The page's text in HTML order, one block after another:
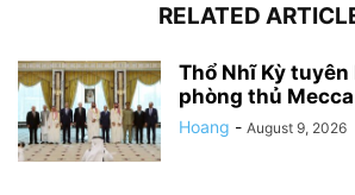
RELATED
Thổ Nhĩ Kỳ
phòng thủ
Hoang - August 9, 2026